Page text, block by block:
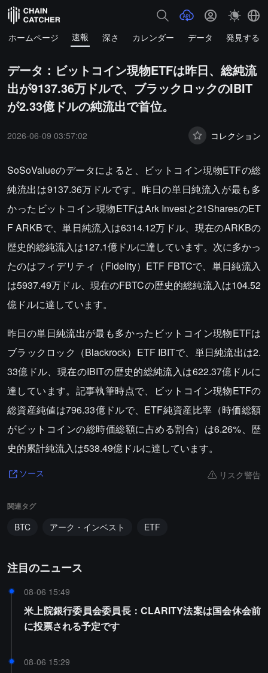
ホームページ 速報 深さ カレンダー データ 発見する
データ：ビットコイン現物ETFは昨日、総純流
出が9137.36万ドルで、ブラックロックのIBIT
が2.33億ドルの純流出で首位。
2026-06-09 03:57:02 コレクション
SoSoValueのデータによると、ビットコイン現物ETFの総
純流出は9137.36万ドルです。昨日の単日純流入が最も多
かったビットコイン現物ETFはArk Investと21SharesのET
F ARKBで、単日純流入は6314.12万ドル、現在のARKBの
歴史的総純流入は127.1億ドルに達しています。次に多かっ
たのはフィデリティ（Fidelity）ETF FBTCで、単日純流入
は5937.49万ドル、現在のFBTCの歴史的総純流入は104.52
億ドルに達しています。
昨日の単日純流出が最も多かったビットコイン現物ETFは
ブラックロック（Blackrock）ETF IBITで、単日純流出は2.
33億ドル、現在のIBITの歴史的総純流入は622.37億ドルに
達しています。記事執筆時点で、ビットコイン現物ETFの
総資産純値は796.33億ドルで、ETF純資産比率（時価総額
がビットコインの総時価総額に占める割合）は6.26%、歴
史的累計純流入は538.49億ドルに達しています。
ソース リスク警告
関連タグ
BTC アーク・インベスト ETF
注目のニュース
08-06 15:49
米上院銀行委員会委員長：CLARITY法案は国会休会前
に投票される予定です
08-06 15:29